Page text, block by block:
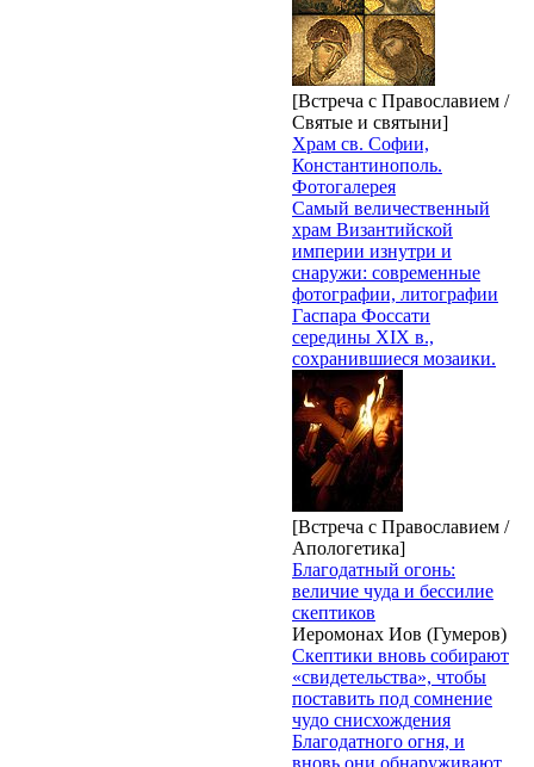
[Встреча с Православием /
Святые и святыни]
Храм св. Софии,
Константинополь.
Фотогалерея
Самый величественный
храм Византийской
империи изнутри и
снаружи: современные
фотографии, литографии
Гаспара Фоссати
середины XIX в.,
сохранившиеся мозаики.
[Встреча с Православием /
Апологетика]
Благодатный огонь:
величие чуда и бессилие
скептиков
Иеромонах Иов (Гумеров)
Скептики вновь собирают
«свидетельства», чтобы
поставить под сомнение
чудо снисхождения
Благодатного огня, и
вновь они обнаруживают